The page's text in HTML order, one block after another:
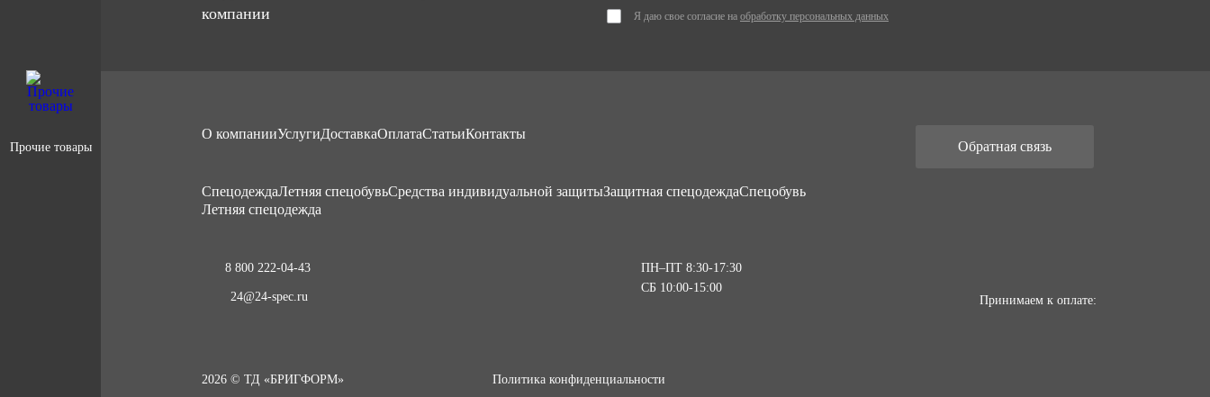
Прочие товары
компании
Я даю свое согласие на обработку персональных данных
О компанииУслугиДоставкаОплатаСтатьиКонтакты
CпецодеждаЛетняя спецобувьСредства индивидуальной защитыЗащитная спецодеждаСпецобувь
Летняя спецодежда
8 800 222-04-43
24@24-spec.ru
ПН–ПТ 8:30-17:30
СБ 10:00-15:00
Обратная связь
Принимаем к оплате:
2026 © ТД «БРИГФОРМ» Политика конфиденциальности